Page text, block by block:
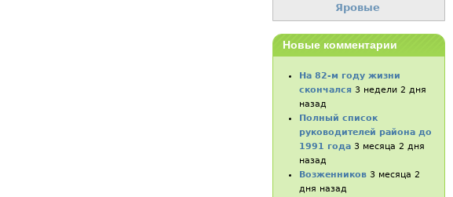
Яровые
Новые комментарии
На 82-м году жизни
скончался 3 недели 2 дня
назад
Полный список
руководителей района до
1991 года 3 месяца 2 дня
назад
Возженников 3 месяца 2
дня назад